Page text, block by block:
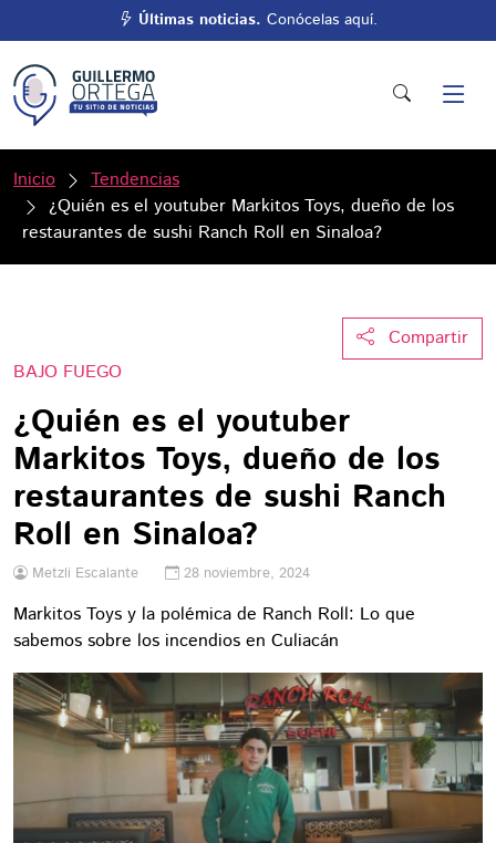
Últimas noticias. Conócelas aquí.
Inicio
Tendencias
¿Quién es el youtuber Markitos Toys, dueño de los
restaurantes de sushi Ranch Roll en Sinaloa?
Compartir
BAJO FUEGO
¿Quién es el youtuber
Markitos Toys, dueño de los
restaurantes de sushi Ranch
Roll en Sinaloa?
Metzli Escalante 28 noviembre, 2024
Markitos Toys y la polémica de Ranch Roll: Lo que
sabemos sobre los incendios en Culiacán